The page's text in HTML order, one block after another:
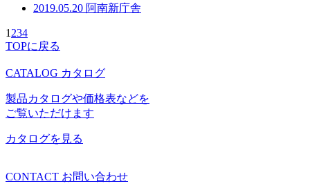
2019.05.20 阿南新庁舎
1 234
TOPに戻る
CATALOG カタログ
製品カタログや価格表などを
ご覧いただけます
カタログを見る
CONTACT お問い合わせ